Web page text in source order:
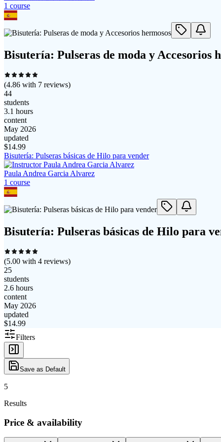
1 course
Bisutería: Pulseras de moda y Accesorios
(4.86 with 7 reviews)
44
students
3.1 hours
content
May 2026
updated
$14.99
Bisutería: Pulseras básicas de Hilo para vender
Paula Andrea Garcia Alvarez
1 course
Bisutería: Pulseras básicas de Hilo para
(5.00 with 4 reviews)
25
students
2.6 hours
content
May 2026
updated
$14.99
Filters
Save as Default
5
Results
Price & availability